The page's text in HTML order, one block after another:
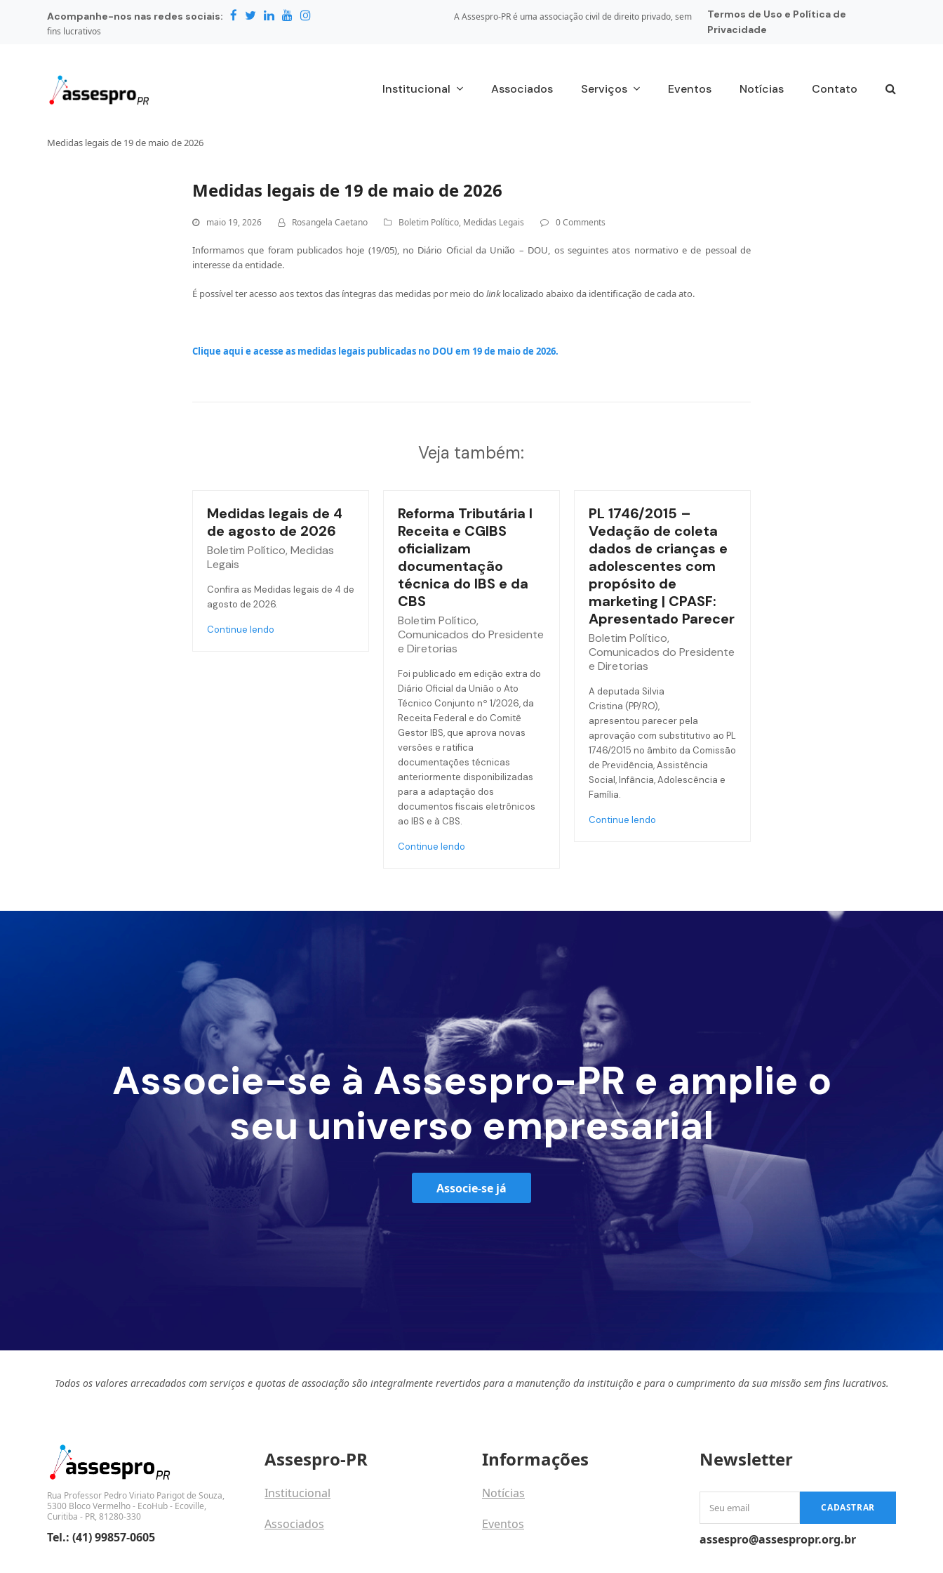
Acompanhe-nos nas redes sociais:
A Assespro-PR é uma associação civil de direito privado, sem
fins lucrativos
Termos de Uso e Política de
Privacidade
Institucional Associados Serviços Eventos Notícias Contato
Medidas legais de 19 de maio de 2026
Medidas legais de 19 de maio de 2026
maio 19, 2026 Rosangela Caetano Boletim Político, Medidas Legais 0 Comments
Informamos que foram publicados hoje (19/05), no Diário Oficial da União – DOU, os seguintes atos normativo e de pessoal de
interesse da entidade.
É possível ter acesso aos textos das íntegras das medidas por meio do linklocalizado abaixo da identificação de cada ato.
Clique aqui e acesse as medidas legais publicadas no DOU em 19 de maio de 2026.
Veja também:
Medidas legais de 4
de agosto de 2026
Boletim Político, Medidas
Legais
Confira as Medidas legais de 4 de
agosto de 2026.
Continue lendo
Reforma Tributária l
Receita e CGIBS
oficializam
documentação
técnica do IBS e da
CBS
Boletim Político,
Comunicados do Presidente
e Diretorias
Foi publicado em edição extra do
Diário Oficial da União o Ato
Técnico Conjunto nº 1/2026, da
Receita Federal e do Comitê
Gestor IBS, que aprova novas
versões e ratifica
documentações técnicas
anteriormente disponibilizadas
para a adaptação dos
documentos fiscais eletrônicos
ao IBS e à CBS.
Continue lendo
PL 1746/2015 –
Vedação de coleta
dados de crianças e
adolescentes com
propósito de
marketing | CPASF:
Apresentado Parecer
Boletim Político,
Comunicados do Presidente
e Diretorias
A deputada Silvia
Cristina (PP/RO),
apresentou parecer pela
aprovação com substitutivo ao PL
1746/2015 no âmbito da Comissão
de Previdência, Assistência
Social, Infância, Adolescência e
Família.
Continue lendo
Associe-se à Assespro-PR e amplie o
seu universo empresarial
Associe-se já
Todos os valores arrecadados com serviços e quotas de associação são integralmente revertidos para a manutenção da instituição e para o cumprimento da sua missão sem fins lucrativos.
Rua Professor Pedro Viriato Parigot de Souza,
5300 Bloco Vermelho - EcoHub - Ecoville,
Curitiba - PR, 81280-330
Tel.: (41) 99857-0605
Assespro-PR
Institucional
Associados
Informações
Notícias
Eventos
Newsletter
email
CADASTRAR
assespro@assespropr.org.br